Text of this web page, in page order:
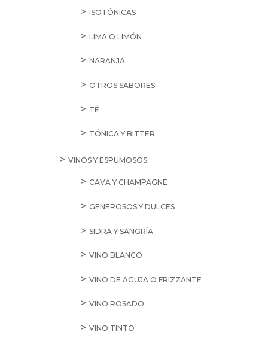
ISOTÓNICAS
LIMA O LIMÓN
NARANJA
OTROS SABORES
TÉ
TÓNICA Y BITTER
VINOS Y ESPUMOSOS
CAVA Y CHAMPAGNE
GENEROSOS Y DULCES
SIDRA Y SANGRÍA
VINO BLANCO
VINO DE AGUJA O FRIZZANTE
VINO ROSADO
VINO TINTO